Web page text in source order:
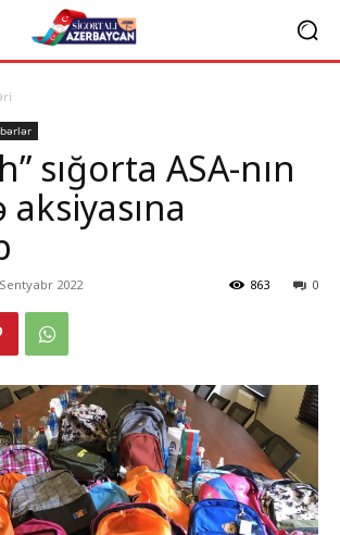
sığorta ASA-nın
2022 0
863